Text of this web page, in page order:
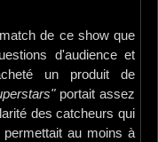
de ce show que
d'audience et
un produit de
portait assez
des catcheurs qui
au moins à